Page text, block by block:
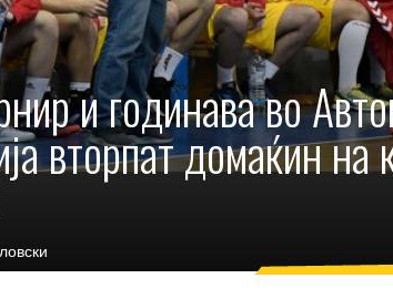
и годинава во
вторпат домаќин на